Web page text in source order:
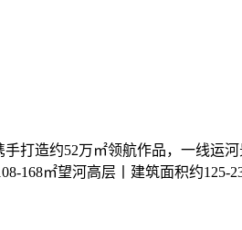
打造约52万㎡领航作品，一线运
168㎡望河高层丨建筑面积约125-